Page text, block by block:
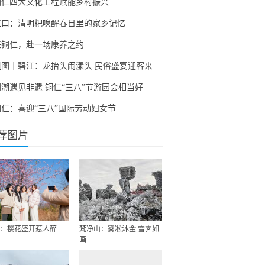
四大文化工程赋能乡村振兴
：清明粑唤醒春日里的家乡记忆
仁，赴一场康养之约
｜碧江：龙抬头闹漾头 民俗盛宴迎客来
遇见非遗 铜仁“三八”节游园会相当好
：喜迎“三八”国际劳动妇女节
图片
樱花盛开惹人醉
梵净山：雾凇沐金 雪霁如
画